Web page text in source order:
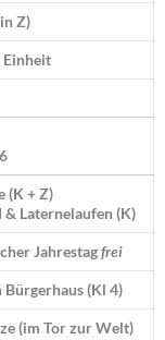
Z)
Einheit
(K + Z)
& Laternelaufen (K)
Jahrestagfrei
Bürgerhaus (Kl 4)
(im Tor zur Welt)